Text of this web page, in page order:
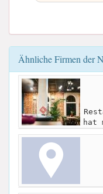
Ähnliche Firmen der
hat